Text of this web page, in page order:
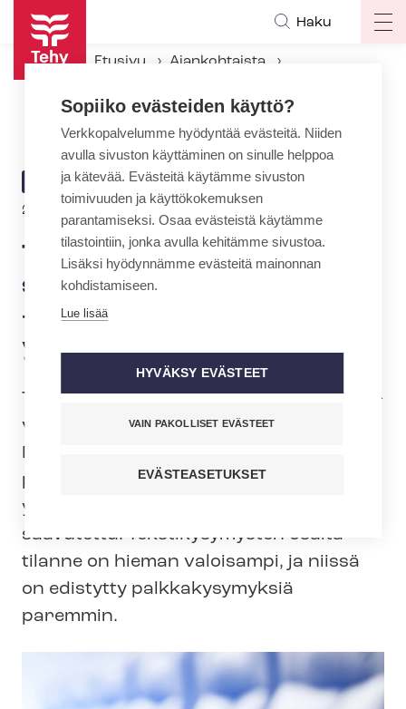
Hyppää
pääsisältöön
Haku
Etusivu
Ajankohtaista
Työ­ter­veys­lai­tok­sen työ­eh­to­so­pi­mus­neu­vot­te­lut jatkuvat – pal­kan­ko­ro­tuk­sis­ta ei vielä yhteisymmärrystä
ARTIKKELIN
KATEGORIA
AJANKOHTAISTA
25.4.2025 | 7:52
Työ­ter­veys­lai­tok­sen työ­eh­to­
so­pi­mus­neu­vot­te­lut jatkuvat
– pal­kan­ko­ro­tuk­sis­ta ei vielä
yhteisymmärrystä
Työ­ter­veys­lai­tok­sen työ­eh­to­so­pi­mus­neu­
vot­te­lut jatkuivat torstaina 24.4.
Neuvotteluissa keskityttiin
palkankorotusten tasoon, mutta
yhteisymmärrystä asiasta ei vieläkään
saavutettu. Tekstikysymysten osalta
tilanne on hieman valoisampi, ja niissä
on edistytty palkkakysymyksiä
paremmin.
Sopiiko evästeiden käyttö?
Verkkopalvelumme hyödyntää evästeitä. Niiden
avulla sivuston käyttäminen on sinulle helppoa
ja kätevää. Evästeitä käytämme sivuston
toimivuuden ja käyttökokemuksen
parantamiseksi. Osaa evästeistä käytämme
tilastointiin, jonka avulla kehitämme sivustoa.
Lisäksi hyödynnämme evästeitä mainonnan
kohdistamiseen.
Lue lisää
HYVÄKSY EVÄSTEET
VAIN PAKOLLISET EVÄSTEET
EVÄSTEASETUKSET